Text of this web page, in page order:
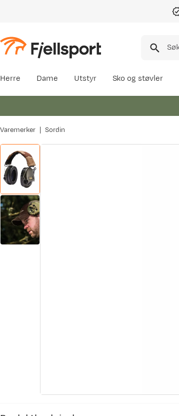
Herre Dame Utstyr Sko og støvler
Varemerker Sordin